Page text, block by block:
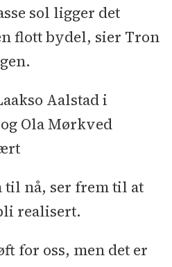
sol ligger det
flott bydel, sier Tron
Aalstad i
Ola Mørkved
nå, ser frem til at
realisert.
for oss, men det er